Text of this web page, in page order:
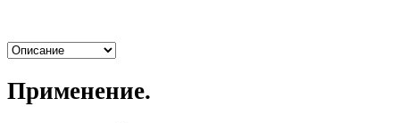
Применение.